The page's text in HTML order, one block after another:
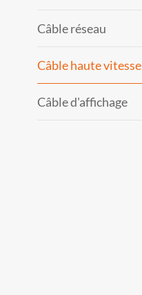
Câble réseau
Câble haute vitesse
Câble d'affichage